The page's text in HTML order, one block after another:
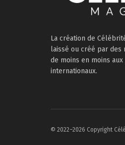
La création de
laissé ou créé par des
de moins en moins
internationaux.
© 2022–2026 Copyright